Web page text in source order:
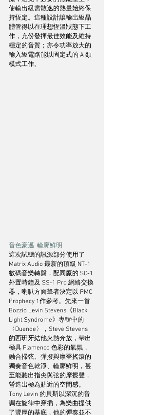
使輸出級需散逸的熱量始終保
持恆定。這種設計讓輸出級晶
體管得以在理想恆溫狀態下工
作，充份發揮最佳效能及維持
穩定的音質；亦令功率放大的
輸入級電路能以固定式的 A 類
模式工作。
音色豪邁  輪廓鮮明
這次試聽的訊源部分使用了
Matrix Audio 最新的頂級 NT-1
數碼音樂轉盤，配同廠的 SC-1
外置時鐘及 SS-1 Pro 網絡交換
器，喇叭方面筆者決定以 PMC
Prophecy 1作參考。先來一首
Bozzio Levin Stevens《Black
Light Syndrome》專輯中的
〈Duende〉，Steve Stevens
的西班牙結他火熱奔放，帶出
極具 Flamenco 色彩的氣氛，
融合掃弦、彈撥與摩登搖滾的
獨奏音色乾淨、輪廓鮮明，甚
至能聽出指尖與弦的摩擦聲，
營造出極為貼近的空間感。
Tony Levin 的貝斯以深沉的音
調在旋律中穿插，為樂曲提供
了豐厚的基底，他的彈奏並不